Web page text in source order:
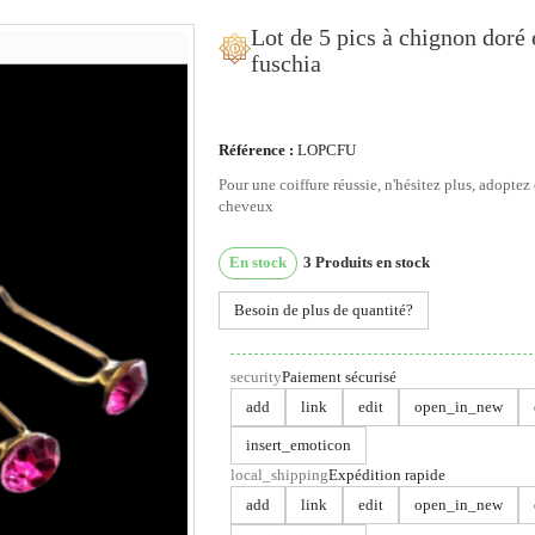
utilisons des cookies
utilisons des cookies et d'autres technologies de suivi
vous montrer un contenu personnalisé et des publicités
pour analyser le trafic de notre site et pour
de nos visiteurs.
Je refuse
Lot de 5 pics à chignon doré
fuschia
Référence : LOPCFU
Pour une coiffure réussie, n'hésitez plus, adoptez
cheveux
En stock 3 Produits en stock
Besoin de plus de quantité?
securityPaiement sécurisé
add
link edit open_in_new
insert_emoticon
local_shippingExpédition rapide
add
link edit open_in_new